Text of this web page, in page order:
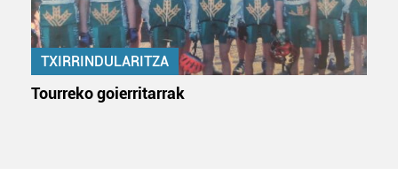
TXIRRINDULARITZA
Tourreko goierritarrak